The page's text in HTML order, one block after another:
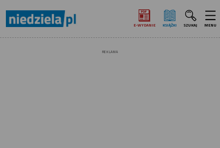
E‑WYDANIE KSIĄŻKI SZUKAJ MENU
REKLAMA